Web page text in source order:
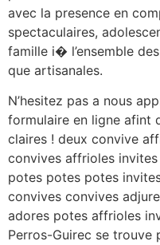
avec la presence en
spectaculaires,
famille i� l’ensemble
que artisanales.
N’hesitez pas a nous
formulaire en ligne afint
claires ! deux convive
convives affrioles
potes potes potes
convives convives
adores potes affrioles
Perros-Guirec se trouve